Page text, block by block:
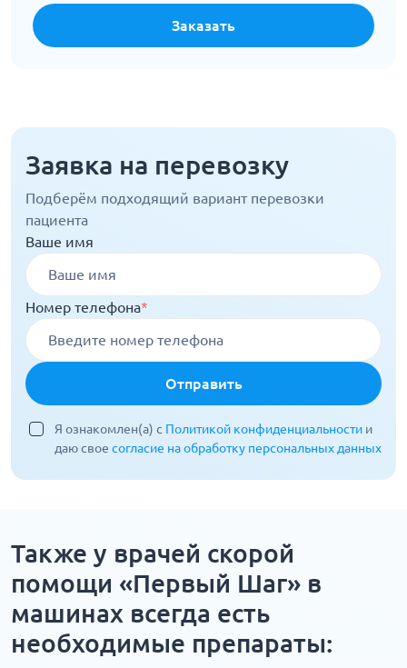
Заказать
Заявка на перевозку
Подберём подходящий вариант перевозки
пациента
Ваше имя
Номер телефона*
Отправить
Я ознакомлен(а) с Политикой конфиденциальности и
даю свое согласие на обработку персональных данных
Также у врачей скорой
помощи «Первый Шаг» в
машинах всегда есть
необходимые препараты: